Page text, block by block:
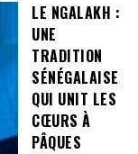
LE NGALAKH :
UNE
TRADITION
SÉNÉGALAISE
QUI UNIT LES
CŒURS À
PÂQUES